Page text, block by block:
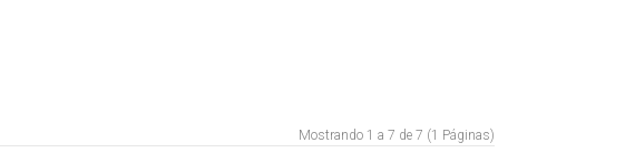
Mostrando 1 a 7 de 7 (1 Páginas)